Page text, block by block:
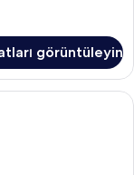
görüntüleyin
perde, ücretsiz